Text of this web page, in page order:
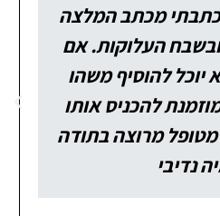
מכתב המלצה
העלוקות. אם
להוסיף משהו
להכניס אותו
מרוצה בתודה
נדיבי